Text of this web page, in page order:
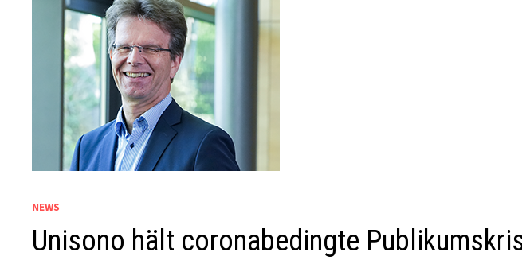
NEWS
Unisono hält coronabedingte